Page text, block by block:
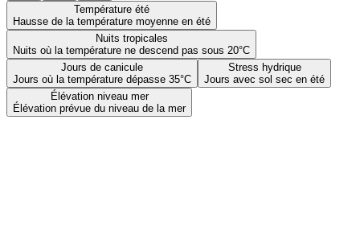
Température été
Hausse de la température moyenne en été
Nuits tropicales
Nuits où la température ne descend pas sous 20°C
Jours de canicule
Jours où la température dépasse 35°C
Stress hydrique
Jours avec sol sec en été
Élévation niveau mer
Élévation prévue du niveau de la mer